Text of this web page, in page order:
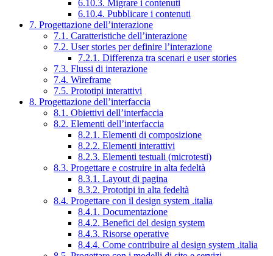
6.10.3. Migrare i contenuti
6.10.4. Pubblicare i contenuti
7. Progettazione dell’interazione
7.1. Caratteristiche dell’interazione
7.2. User stories per definire l’interazione
7.2.1. Differenza tra scenari e user stories
7.3. Flussi di interazione
7.4. Wireframe
7.5. Prototipi interattivi
8. Progettazione dell’interfaccia
8.1. Obiettivi dell’interfaccia
8.2. Elementi dell’interfaccia
8.2.1. Elementi di composizione
8.2.2. Elementi interattivi
8.2.3. Elementi testuali (microtesti)
8.3. Progettare e costruire in alta fedeltà
8.3.1. Layout di pagina
8.3.2. Prototipi in alta fedeltà
8.4. Progettare con il design system .italia
8.4.1. Documentazione
8.4.2. Benefici del design system
8.4.3. Risorse operative
8.4.4. Come contribuire al design system .italia